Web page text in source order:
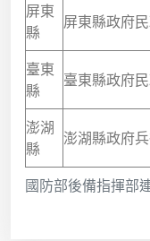
國防部後備指揮部
屏東
縣
屏東縣政府
臺東
縣
臺東縣政府
澎湖
縣
澎湖縣政府